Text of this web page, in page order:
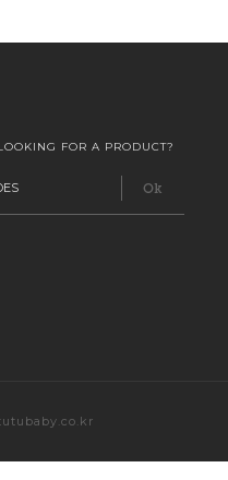
FOR A PRODUCT?